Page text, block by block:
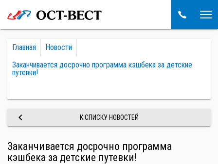
Главная
Новости
Заканчивается досрочно программа кэшбека за детские
путевки!
keyboard_arrow_left К СПИСКУ НОВОСТЕЙ
Заканчивается досрочно программа
кэшбека за детские путевки!